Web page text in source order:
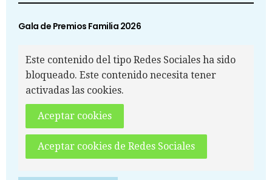
Gala de Premios Familia 2026
Este contenido del tipo Redes Sociales ha sido
bloqueado. Este contenido necesita tener
activadas las cookies.
Aceptar cookies
Aceptar cookies de Redes Sociales